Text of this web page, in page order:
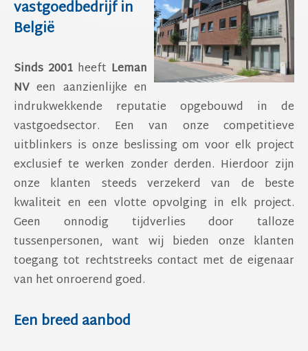
vastgoedbedrijf in
België
Sinds 2001 heeft Leman
NVeen aanzienlijke en
indrukwekkende reputatie opgebouwd in de
vastgoedsector. Een van onze competitieve
uitblinkers is onze beslissing om voor elk project
exclusief te werken zonder derden. Hierdoor zijn
onze klanten steeds verzekerd van de beste
kwaliteit en een vlotte opvolging in elk project.
Geen onnodig tijdverlies door talloze
tussenpersonen, want wij bieden onze klanten
toegang tot rechtstreeks contact met de eigenaar
van het onroerend goed.
Een breed aanbod